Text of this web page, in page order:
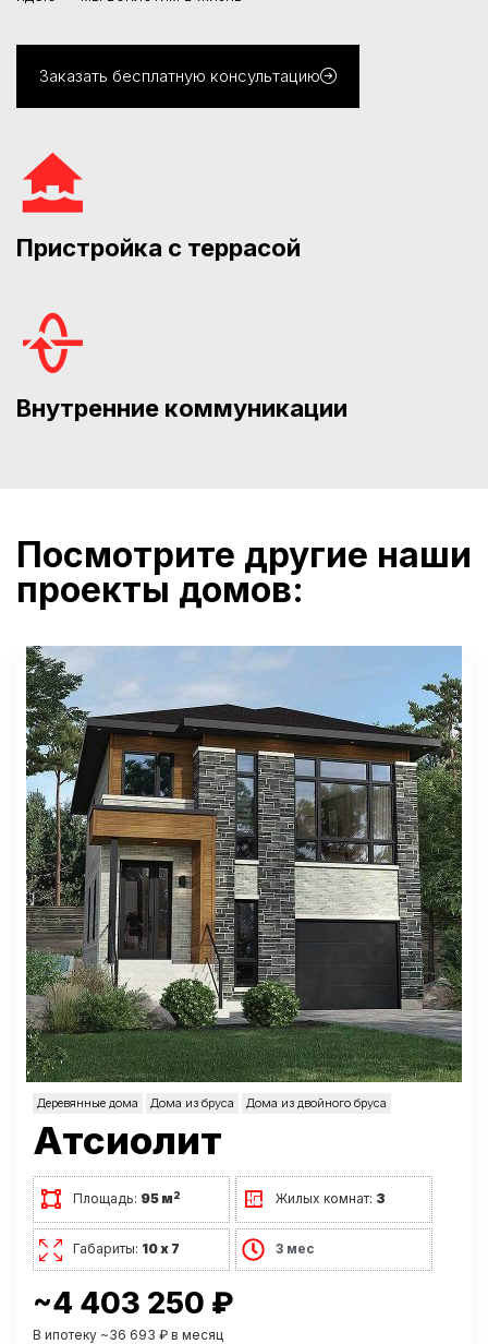
Заказать бесплатную консультацию
Пристройка с террасой
Внутренние коммуникации
Посмотрите другие наши
проекты домов:
Деревянные дома Дома из бруса Дома из двойного бруса
Атсиолит
Площадь: 95 м2 Жилых комнат: 3
Габариты: 10 х 7 3 мес
~4 403 250 ₽
В ипотеку ~36 693 ₽ в месяц